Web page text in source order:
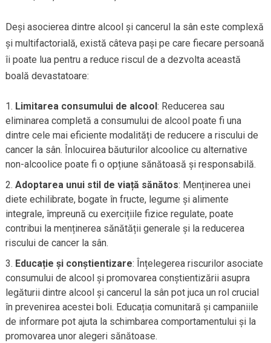
Deși asocierea dintre alcool și cancerul la sân este complexă
și multifactorială, există câteva pași pe care fiecare persoană
îi poate lua pentru a reduce riscul de a dezvolta această
boală devastatoare:
Limitarea consumului de alcool: Reducerea sau
eliminarea completă a consumului de alcool poate fi una
dintre cele mai eficiente modalități de reducere a riscului de
cancer la sân. Înlocuirea băuturilor alcoolice cu alternative
non-alcoolice poate fi o opțiune sănătoasă și responsabilă.
Adoptarea unui stil de viață sănătos: Menținerea unei
diete echilibrate, bogate în fructe, legume și alimente
integrale, împreună cu exercițiile fizice regulate, poate
contribui la menținerea sănătății generale și la reducerea
riscului de cancer la sân.
Educație și conștientizare: Înțelegerea riscurilor asociate
consumului de alcool și promovarea conștientizării asupra
legăturii dintre alcool și cancerul la sân pot juca un rol crucial
în prevenirea acestei boli. Educația comunitară și campaniile
de informare pot ajuta la schimbarea comportamentului și la
promovarea unor alegeri sănătoase.